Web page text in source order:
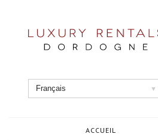
contenu
Français
ACCUEIL